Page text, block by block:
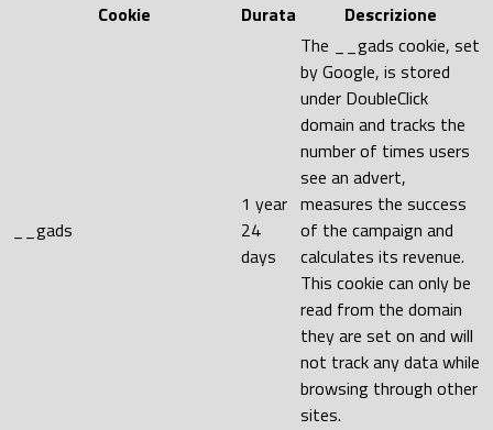
Cookie
Durata Descrizione
__gads
1 year
24
days
The __gads cookie, set
by Google, is stored
under DoubleClick
domain and tracks the
number of times users
see an advert,
measures the success
of the campaign and
calculates its revenue.
This cookie can only be
read from the domain
they are set on and will
not track any data while
browsing through other
sites.